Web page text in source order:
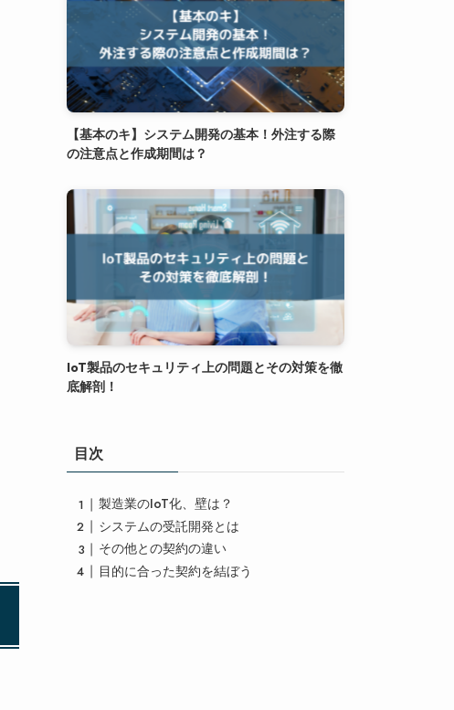
【基本のキ】システム開発の基本！外注する際
の注意点と作成期間は？
IoT製品のセキュリティ上の問題とその対策を徹
底解剖！
目次
製造業のIoT化、壁は？
システムの受託開発とは
その他との契約の違い
目的に合った契約を結ぼう